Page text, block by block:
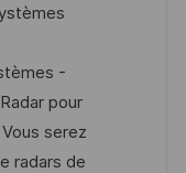
-
pour
serez
radars de